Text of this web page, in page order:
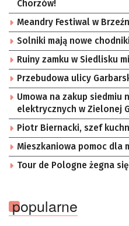
Chorzów!
Meandry Festiwal w
Solniki mają nowe chodniki
Ruiny zamku w Siedlisku
Przebudowa ulicy
Umowa na zakup siedmiu
elektrycznych w Zielonej
Piotr Biernacki, szef
Mieszkaniowa pomoc dla
Tour de Pologne żegna
popularne